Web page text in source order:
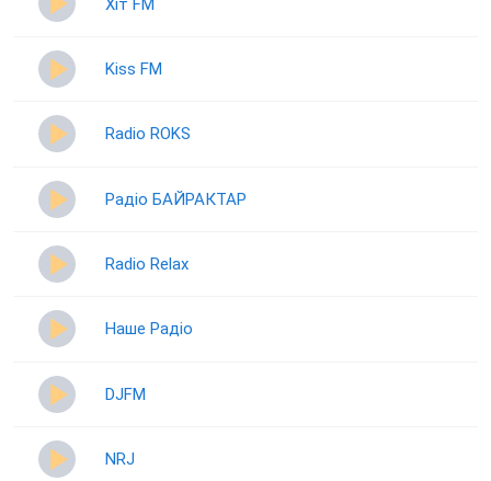
Kiss FM
Radio ROKS
Радіо БАЙРАКТАР
Radio Relax
Наше Радіо
DJFM
NRJ